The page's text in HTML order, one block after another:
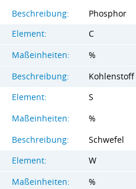
Beschreibung:
Phosphor
Element:
C
Maßeinheiten:
%
Beschreibung:
Kohlenstoff
Element:
S
Maßeinheiten:
%
Beschreibung:
Schwefel
Element:
W
Maßeinheiten:
%